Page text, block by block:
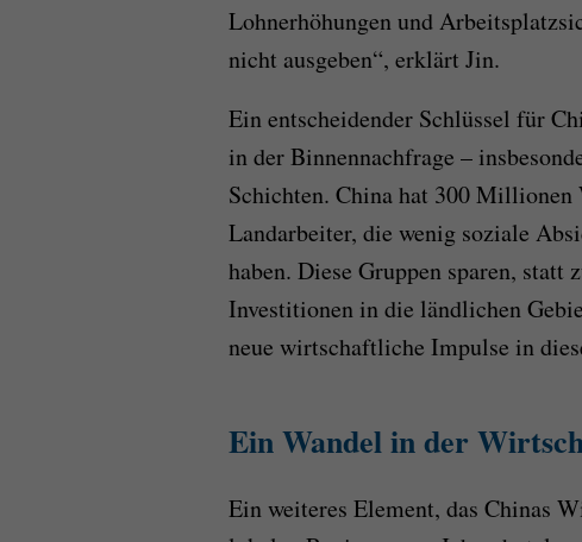
Lohnerhöhungen und
nicht ausgeben“, erklärt Jin.
Ein entscheidender Schlüssel für
in der Binnennachfrage –
Schichten. China hat 300
Landarbeiter, die wenig soziale
haben. Diese Gruppen sparen, statt
Investitionen in die ländlichen
neue wirtschaftliche Impulse in
Ein Wandel in der
Ein weiteres Element, das Chinas